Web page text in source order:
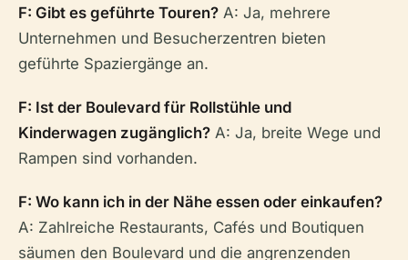
F: Gibt es geführte Touren? A: Ja, mehrere
Unternehmen und Besucherzentren bieten
geführte Spaziergänge an.
F: Ist der Boulevard für Rollstühle und
Kinderwagen zugänglich? A: Ja, breite Wege und
Rampen sind vorhanden.
F: Wo kann ich in der Nähe essen oder einkaufen?
A: Zahlreiche Restaurants, Cafés und Boutiquen
säumen den Boulevard und die angrenzenden